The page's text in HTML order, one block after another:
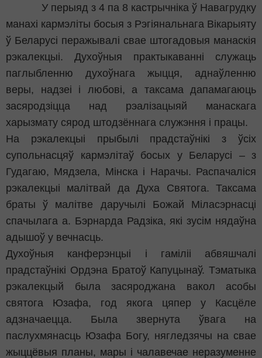
У перыяд з 4 па 8 кастрычніка ў Навагрудку
манахі кармэліты босыя з Рэгіянальнага Вікарыяту
ў Беларусі перажывалі свае штогадовыя манаскія
рэкалекцыі. Духоўныя практыкаванні служаць
паглыбленню духоўнага жыцця, аднаўленню
веры, надзеі і любові, а таксама дапамагаюць
засяродзіцца над рэалізацыяй манаскага
харызмату сярод штодзённага служэння і працы.
На рэкалекцыі прыбылі прадстаўнікі з ўсіх
супольнасцяў кармэлітаў босых у Беларусі – з
Гудагаю, Мядзела, Мінска і Нарачы. Распачаліся
рэкалекцыі малітвай да Духа Святога. Таксама
браты ў малітве даручылі Божай Міласэрнасці
спачылага а. Бэрнарда Радзіка, які зусім нядаўна
адышоў у вечнасць.
Духоўныя канферэнцыі і гаміліі абвяшчалі
прадстаўнікі Ордэна Братоў Капуцынаў. Тэматыка
рэкалекцый была засяроджана вакол асобы
святога Юзафа, год якога цяпер у Касцёле
адзначаецца. Была звернута ўвага на
паслухмянасць Юзафа Богу, нягледзячы на свае
жыццёвыя планы, мары і чалавечае неразуменне